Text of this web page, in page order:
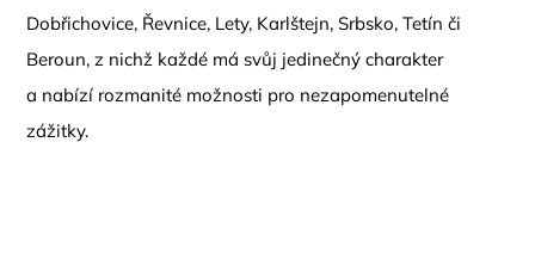
Dobřichovice, Řevnice, Lety, Karlštejn, Srbsko, Tetín či
Beroun, z nichž každé má svůj jedinečný charakter
a nabízí rozmanité možnosti pro nezapomenutelné
zážitky.